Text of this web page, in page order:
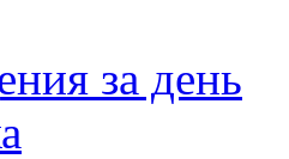
за день